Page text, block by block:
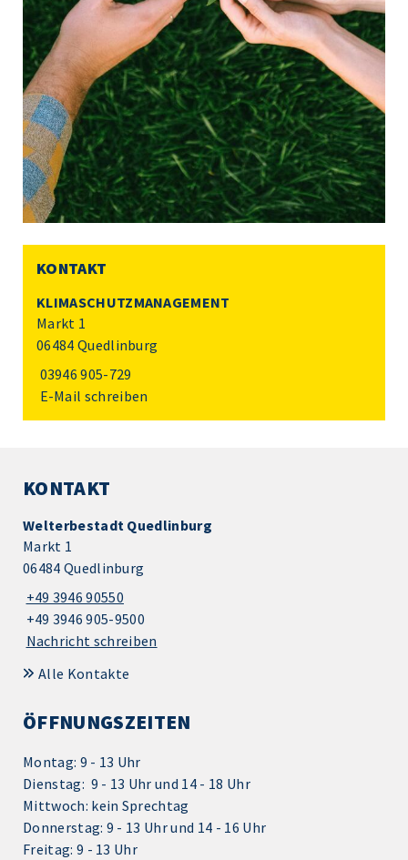
KONTAKT
KLIMASCHUTZMANAGEMENT
Markt 1
06484 Quedlinburg
03946 905-729
E-Mail schreiben
KONTAKT
Welterbestadt Quedlinburg
Markt 1
06484 Quedlinburg
+49 3946 90550
+49 3946 905-9500
Nachricht schreiben
Alle Kontakte
ÖFFNUNGSZEITEN
Montag: 9 - 13 Uhr
Dienstag: 9 - 13 Uhr und 14 - 18 Uhr
Mittwoch: kein Sprechtag
Donnerstag: 9 - 13 Uhr und 14 - 16 Uhr
Freitag: 9 - 13 Uhr